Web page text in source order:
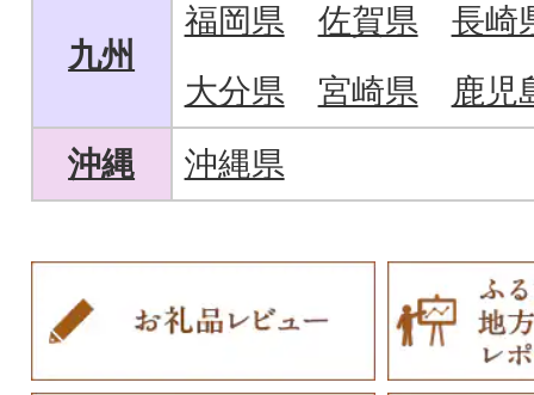
九州
福岡県 佐賀県
長崎
大分県
宮崎県
鹿児
沖縄
沖縄県